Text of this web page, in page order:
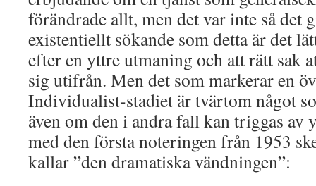
förändrade allt, men det var inte så det
existentiellt sökande som detta är det
efter en yttre utmaning och att rätt sak
sig utifrån. Men det som markerar en
Individualist-stadiet är tvärtom något
även om den i andra fall kan triggas av
med den första noteringen från 1953
kallar ”den dramatiska vändningen”: